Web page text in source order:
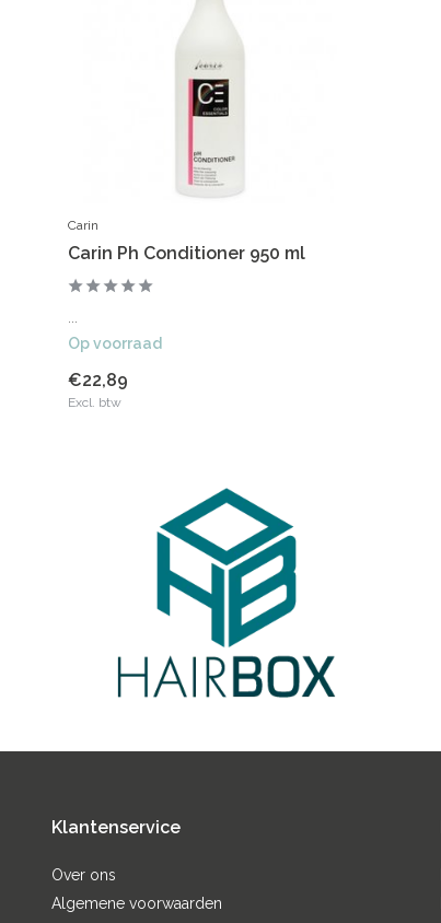
Carin
Carin Ph Conditioner 950 ml
...
Op voorraad
€22,89
Excl. btw
Klantenservice
Over ons
Algemene voorwaarden